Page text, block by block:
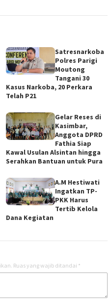
Satresnarkoba
Polres Parigi
Moutong
Tangani 30
Kasus Narkoba, 20 Perkara
Telah P21
Gelar Reses di
Kasimbar,
Anggota DPRD
Fathia Siap
Kawal Usulan Alsintan hingga
Serahkan Bantuan untuk Pura
A.M Hestiwati
Ingatkan TP-
PKK Harus
Tertib Kelola
Dana Kegiatan
Ruas yang wajib ditandai *